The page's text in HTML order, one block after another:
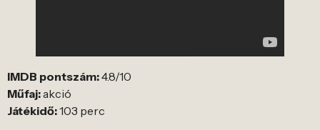
IMDB pontszám:4.8/10
Műfaj:akció
Játékidő:103 perc